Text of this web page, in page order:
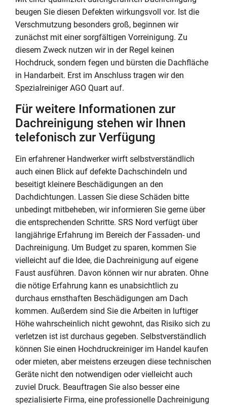
beugen Sie diesen Defekten wirkungsvoll vor. Ist die
Verschmutzung besonders groß, beginnen wir
zunächst mit einer sorgfältigen Vorreinigung. Zu
diesem Zweck nutzen wir in der Regel keinen
Hochdruck, sondern fegen und bürsten die Dachfläche
in Handarbeit. Erst im Anschluss tragen wir den
Spezialreiniger AGO Quart auf.
Für weitere Informationen zur
Dachreinigung stehen wir Ihnen
telefonisch zur Verfügung
Ein erfahrener Handwerker wirft selbstverständlich
auch einen Blick auf defekte Dachschindeln und
beseitigt kleinere Beschädigungen an den
Dachdichtungen. Lassen Sie diese Schäden bitte
unbedingt mitbeheben, wir informieren Sie gerne über
die entsprechenden Schritte. SRS Nord verfügt über
langjährige Erfahrung im Bereich der Fassaden- und
Dachreinigung. Um Budget zu sparen, kommen Sie
vielleicht auf die Idee, die Dachreinigung auf eigene
Faust ausführen. Davon können wir nur abraten. Ohne
die nötige Erfahrung kann es unabsichtlich zu
durchaus ernsthaften Beschädigungen am Dach
kommen. Außerdem sind Sie die Arbeiten in luftiger
Höhe wahrscheinlich nicht gewohnt, das Risiko sich zu
verletzen ist ist durchaus gegeben. Selbstverständlich
können Sie einen Hochdruckreiniger im Handel kaufen
oder mieten, aber meistens erzeugen diese technischen
Geräte nicht den notwendigen oder vielleicht auch
zuviel Druck. Beauftragen Sie also besser eine
spezialisierte Firma, eine professionelle Dachreinigung